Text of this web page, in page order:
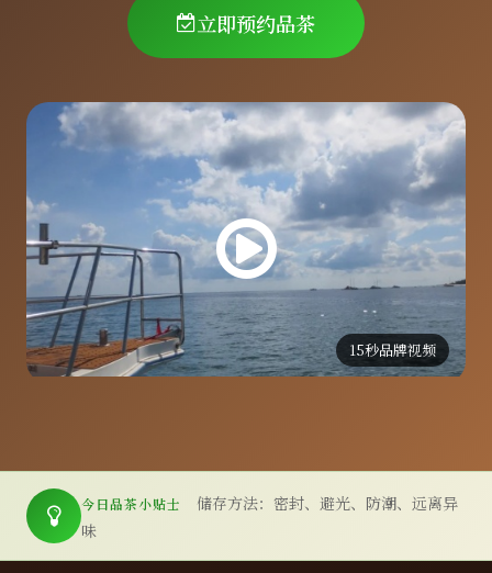
立即预约品茶
15秒品牌视频
今日品茶小贴士
储存方法：密封、避光、防潮、远离异
味